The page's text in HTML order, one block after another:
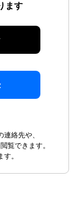
ます
絡先や、
覧できます。
。